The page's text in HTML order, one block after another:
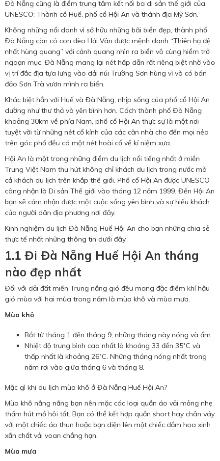
Đà Nẵng cũng là điểm trung tâm kết nối ba di sản thế giới của
UNESCO: Thành cổ Huế, phố cổ Hội An và thánh địa Mỹ Sơn.
Không những nổi danh vì sở hữu những bãi biển đẹp, thành phố
Đà Nẵng còn có con đèo Hải Vân được mệnh danh “Thiên hạ đệ
nhất hùng quang” với cảnh quang nhìn ra biển vô cùng hiểm trở
ngoạn mục. Đà Nẵng mang lại nét hấp dẫn rất riêng biệt nhờ vào
vị trí đắc địa tựa lưng vào dải núi Trường Sơn hùng vĩ và có bán
đảo Sơn Trà vươn mình ra biển.
Khác biệt hẳn với Huế và Đà Nẵng, nhịp sống của phố cổ Hội An
dường như thư thả và yên bình hơn. Cách thành phố Đà Nẵng
khoảng 30km về phía Nam, phố cổ Hội An thực sự là một nơi
tuyệt vời từ những nét cổ kính của các căn nhà cho đến mọi nẻo
trên góc phố đều có một nét hoài cổ về kỉ niệm xưa.
Hội An là một trong những điểm du lịch nổi tiếng nhất ở miền
Trung Việt Nam thu hút không chỉ khách du lịch trong nước mà
cả khách du lịch trên khắp thế giới. Phố cổ Hội An được UNESCO
công nhận là Di sản Thế giới vào tháng 12 năm 1999. Đến Hội An
bạn sẽ cảm nhận được một cuộc sống yên bình và sự hiếu khách
của người dân địa phương nơi đây.
Kinh nghiệm du lịch Đà Nẵng Huế Hội An cho bạn những chia sẻ
thực tế nhất những thông tin dưới đây.
1.1 Đi Đà Nẵng Huế Hội An tháng
nào đẹp nhất
Đối với dải đất miền Trung nắng gió đều mang đặc điểm khí hậu
gió mùa với hai mùa trong năm là mùa khô và mùa mưa.
Mùa khô
Bắt từ tháng 1 đến tháng 9, những tháng này nóng và ẩm.
Nhiệt độ trung bình cao nhất là khoảng 33 đến 35˚C và
thấp nhất là khoảng 26˚C. Những tháng nóng nhất trong
năm rơi vào giữa tháng 6 và tháng 8.
Mặc gì khi du lịch mùa khô ở Đà Nẵng Huế Hội An?
Mùa khô nắng nắng bạn nên mặc các loại quần áo vải mỏng nhẹ
thấm hút mồ hôi tốt. Bạn có thể kết hợp quần short hay chân váy
với một chiếc áo thun hoặc bạn diện lên một chiếc đầm hoa xinh
xắn chất vải voan chẳng hạn.
Mùa mưa